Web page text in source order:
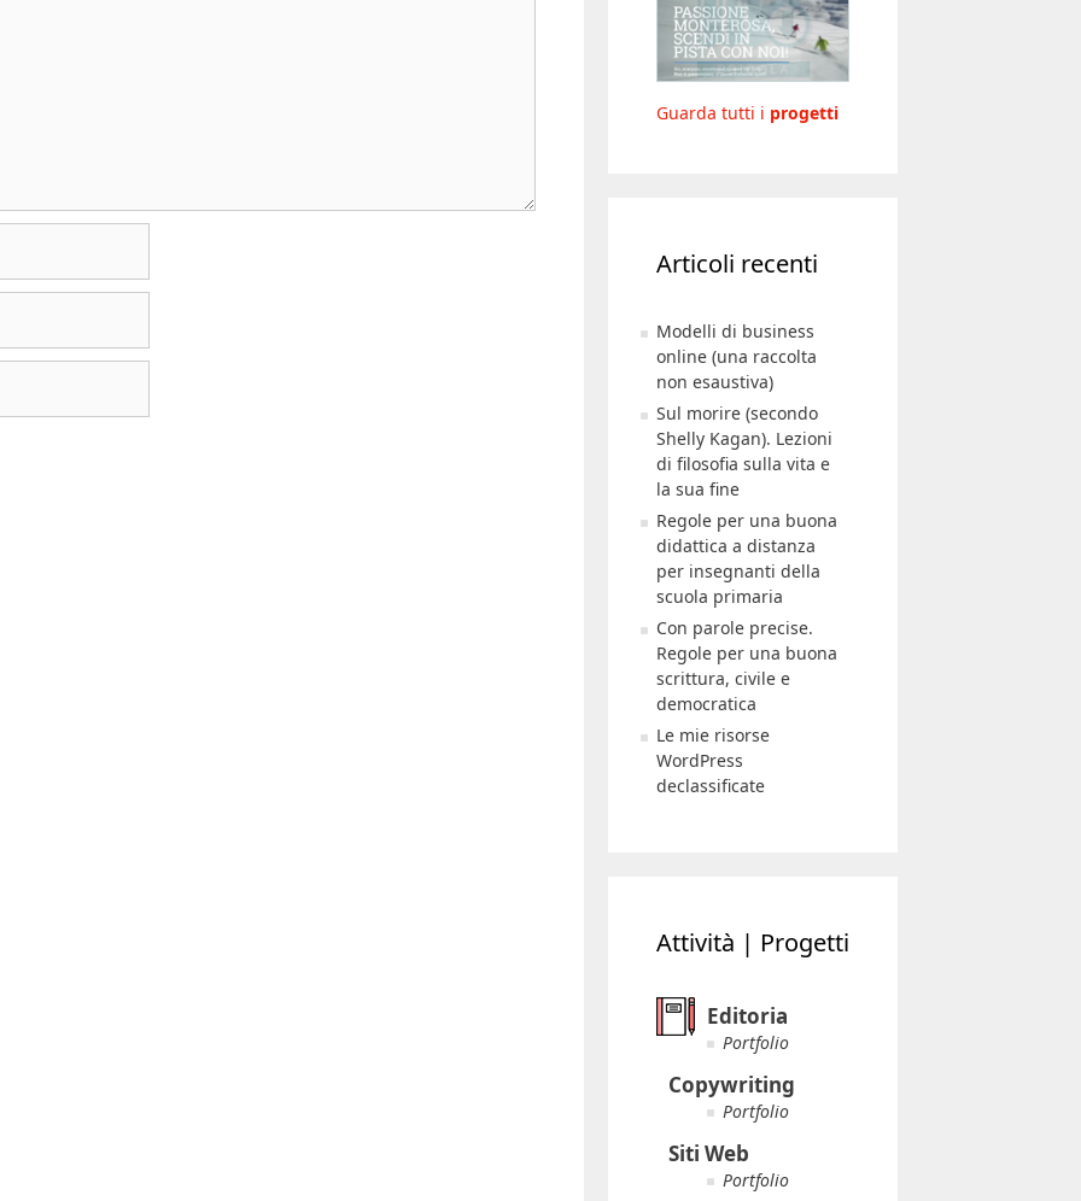
Guarda tutti i progetti
Articoli recenti
Modelli di business
online (una raccolta
non esaustiva)
Sul morire (secondo
Shelly Kagan). Lezioni
di filosofia sulla vita e
la sua fine
Regole per una buona
didattica a distanza
per insegnanti della
scuola primaria
Con parole precise.
Regole per una buona
scrittura, civile e
democratica
Le mie risorse
WordPress
declassificate
Attività | Progetti
Editoria
Portfolio
Copywriting
Portfolio
Siti Web
Portfolio